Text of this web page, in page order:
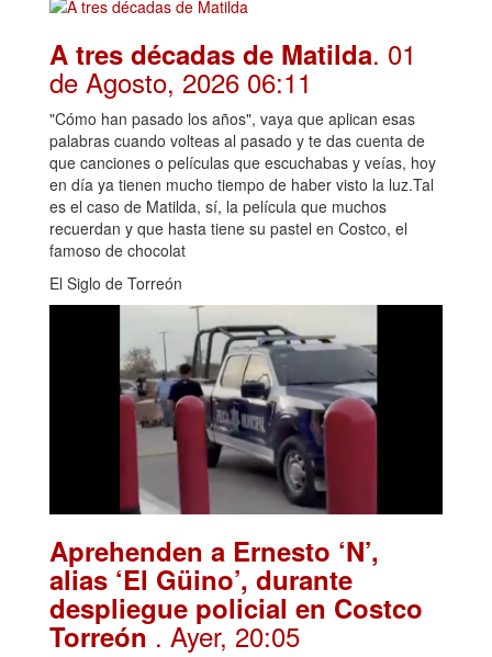
A tres décadas de Matilda. 01
de Agosto, 2026 06:11
"Cómo han pasado los años", vaya que aplican esas
palabras cuando volteas al pasado y te das cuenta de
que canciones o películas que escuchabas y veías, hoy
en día ya tienen mucho tiempo de haber visto la luz.Tal
es el caso de Matilda, sí, la película que muchos
recuerdan y que hasta tiene su pastel en Costco, el
famoso de chocolat
El Siglo de Torreón
Aprehenden a Ernesto ‘N’,
alias ‘El Güino’, durante
despliegue policial en Costco
Torreón. Ayer, 20:05